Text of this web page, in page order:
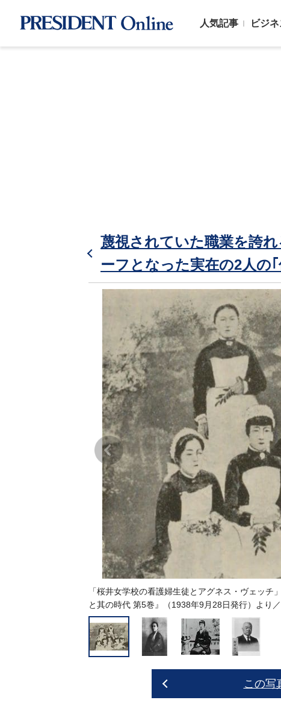
人気記事 ビジネ
蔑視されていた職業を誇
ーフとなった実在の2人の
「桜井女学校の看護婦生徒とアグネス・ヴェッ
と其の時代 第5巻』（1938年9月28日発行）より
この写